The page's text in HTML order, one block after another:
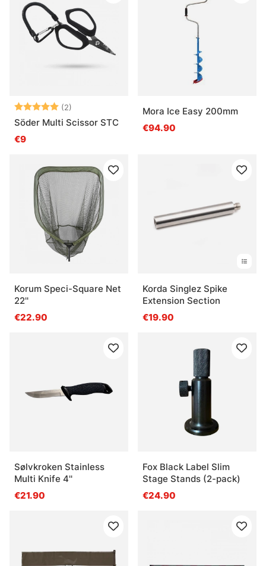
Note: (2)
Söder Multi Scissor STC
€9
Mora Ice Easy 200mm
€94.90
Korum Speci-Square Net
22''
€22.90
Korda Singlez Spike
Extension Section
€19.90
Sølvkroken Stainless
Multi Knife 4''
€21.90
Fox Black Label Slim
Stage Stands (2-pack)
€24.90